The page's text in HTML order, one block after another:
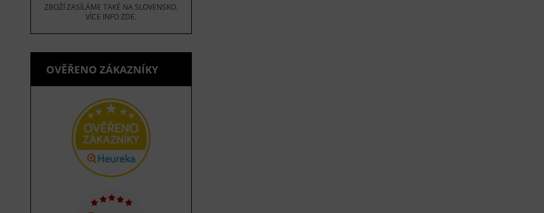
ZBOŽÍ ZASÍLÁME TAKÉ NA SLOVENSKO.
VÍCE INFO ZDE.
OVĚŘENO ZÁKAZNÍKY